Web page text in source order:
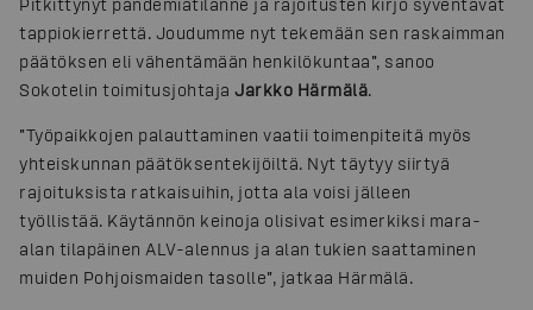
tappiokierrettä. Joudumme nyt tekemään sen raskaimman
päätöksen eli vähentämään henkilökuntaa”, sanoo
Sokotelin toimitusjohtaja Jarkko Härmälä.
”Työpaikkojen palauttaminen vaatii toimenpiteitä myös
yhteiskunnan päätöksentekijöiltä. Nyt täytyy siirtyä
rajoituksista ratkaisuihin, jotta ala voisi jälleen
työllistää. Käytännön keinoja olisivat esimerkiksi mara-
alan tilapäinen ALV-alennus ja alan tukien saattaminen
muiden Pohjoismaiden tasolle”, jatkaa Härmälä.